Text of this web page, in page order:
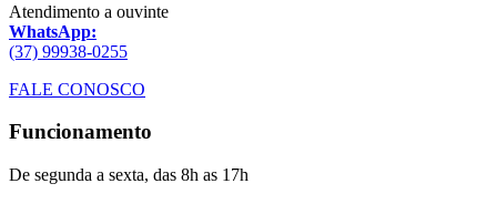
Atendimento a ouvinte
WhatsApp:
(37) 99938-0255
FALE CONOSCO
Funcionamento
De segunda a sexta, das 8h as 17h